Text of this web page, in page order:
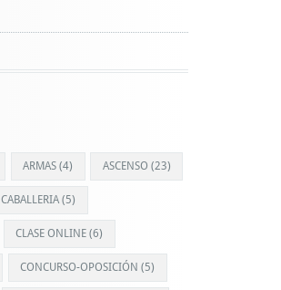
ARMAS (4) ASCENSO (23)
CABALLERIA (5)
CLASE ONLINE (6)
CONCURSO-OPOSICIÓN (5)